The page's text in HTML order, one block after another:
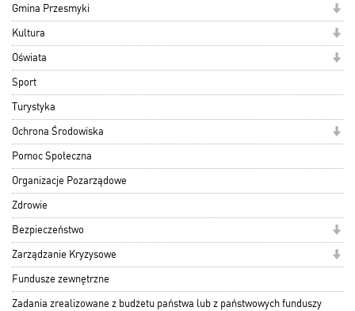
Gmina Przesmyki
Kultura
Oświata
Sport
Turystyka
Ochrona Środowiska
Pomoc Społeczna
Organizacje Pozarządowe
Zdrowie
Bezpieczeństwo
Zarządzanie Kryzysowe
Fundusze zewnętrzne
Zadania zrealizowane z budżetu państwa lub z państwowych funduszy